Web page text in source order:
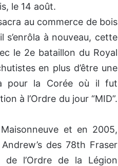
le 14 août.
au commerce de bois
à nouveau, cette
le 2e bataillon du Royal
en plus d’être une
pour la Corée où il fut
à l’Ordre du jour “MID”.
et en 2005,
des 78th Fraser
l’Ordre de la Légion